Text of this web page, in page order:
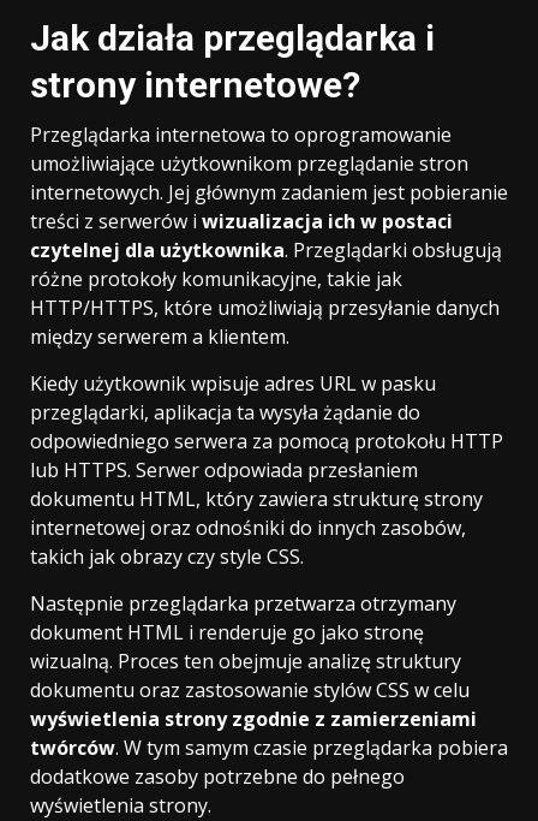
Jak działa przeglądarka i
strony internetowe?
Przeglądarka internetowa to oprogramowanie
umożliwiające użytkownikom przeglądanie stron
internetowych. Jej głównym zadaniem jest pobieranie
treści z serwerów i wizualizacja ich w postaci
czytelnej dla użytkownika. Przeglądarki obsługują
różne protokoły komunikacyjne, takie jak
HTTP/HTTPS, które umożliwiają przesyłanie danych
między serwerem a klientem.
Kiedy użytkownik wpisuje adres URL w pasku
przeglądarki, aplikacja ta wysyła żądanie do
odpowiedniego serwera za pomocą protokołu HTTP
lub HTTPS. Serwer odpowiada przesłaniem
dokumentu HTML, który zawiera strukturę strony
internetowej oraz odnośniki do innych zasobów,
takich jak obrazy czy style CSS.
Następnie przeglądarka przetwarza otrzymany
dokument HTML i renderuje go jako stronę
wizualną. Proces ten obejmuje analizę struktury
dokumentu oraz zastosowanie stylów CSS w celu
wyświetlenia strony zgodnie z zamierzeniami
twórców. W tym samym czasie przeglądarka pobiera
dodatkowe zasoby potrzebne do pełnego
wyświetlenia strony.